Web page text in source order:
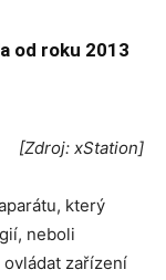
od roku 2013
[Zdroj: xStation]
který
neboli
zařízení